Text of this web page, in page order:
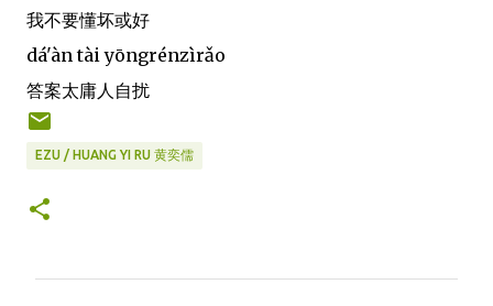
我不要懂坏或好
dá'àn tài yōngrénzìrǎo
答案太庸人自扰
EZU / HUANG YI RU 黄奕儒